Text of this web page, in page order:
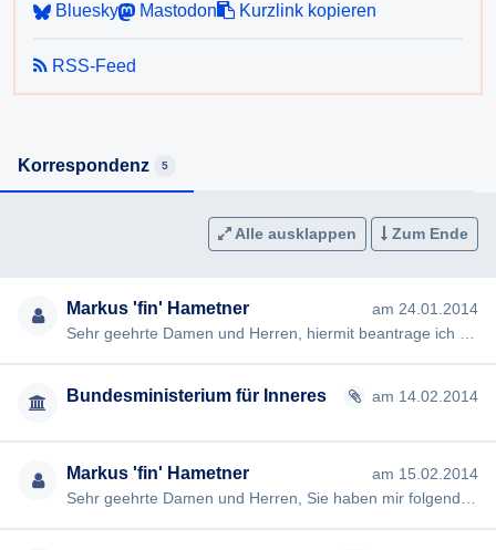
Bluesky
Mastodon Kurzlink kopieren
RSS-Feed
Korrespondenz 5
Alle ausklappen Zum Ende
Markus 'fin' Hametner
am 24.01.2014
Bundesministerium für Inneres am 14.02.2014
Markus 'fin' Hametner
am 15.02.2014